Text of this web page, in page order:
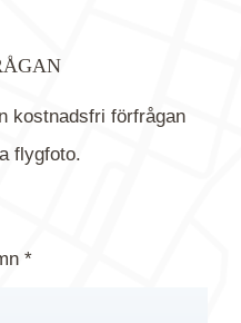
kostnadsfri förfrågan
flygfoto.
*